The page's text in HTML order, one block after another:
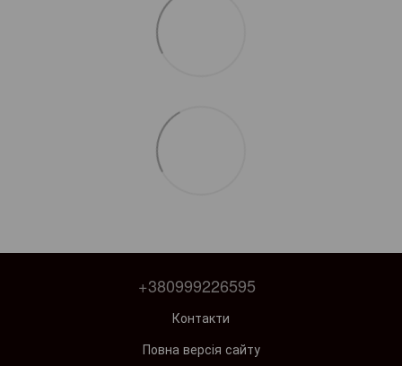
+380999226595
Контакти
Повна версія сайту